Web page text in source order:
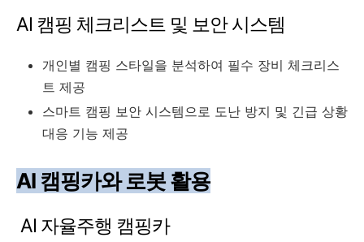
AI 캠핑 체크리스트 및 보안 시스템
개인별 캠핑 스타일을 분석하여 필수 장비 체크리스
트 제공
스마트 캠핑 보안 시스템으로 도난 방지 및 긴급 상황
대응 기능 제공
AI 캠핑카와 로봇 활용
AI 자율주행 캠핑카